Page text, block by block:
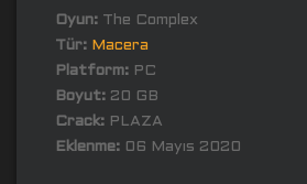
Oyun: The Complex
Tür: Macera
Platform: PC
Boyut: 20 GB
Crack: PLAZA
Eklenme: 06 Mayıs 2020